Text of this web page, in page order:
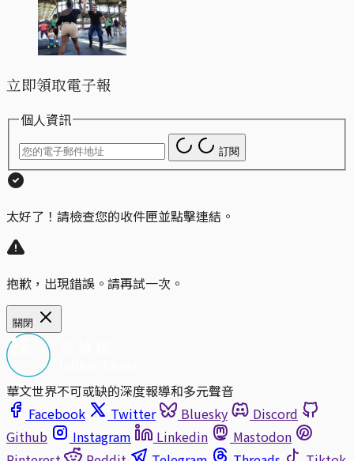
立即領取電子報
個人資訊
訂閱
太好了！請檢查您的收件匣並點擊連結。
抱歉，出現錯誤。請再試一次。
關閉
華文世界不可或缺的深度報導和多元聲音
Facebook
Twitter Bluesky
Discord
Github
Instagram Linkedin
Mastodon